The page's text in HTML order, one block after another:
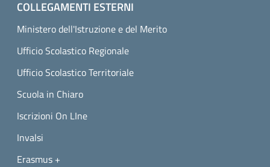
COLLEGAMENTI ESTERNI
Ministero dell'Istruzione e del Merito
Ufficio Scolastico Regionale
Ufficio Scolastico Territoriale
Scuola in Chiaro
Iscrizioni On LIne
Invalsi
Erasmus +